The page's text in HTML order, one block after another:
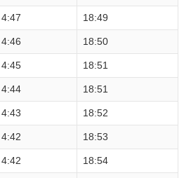
4:47 18:49
4:46 18:50
4:45 18:51
4:44 18:51
4:43 18:52
4:42 18:53
4:42 18:54